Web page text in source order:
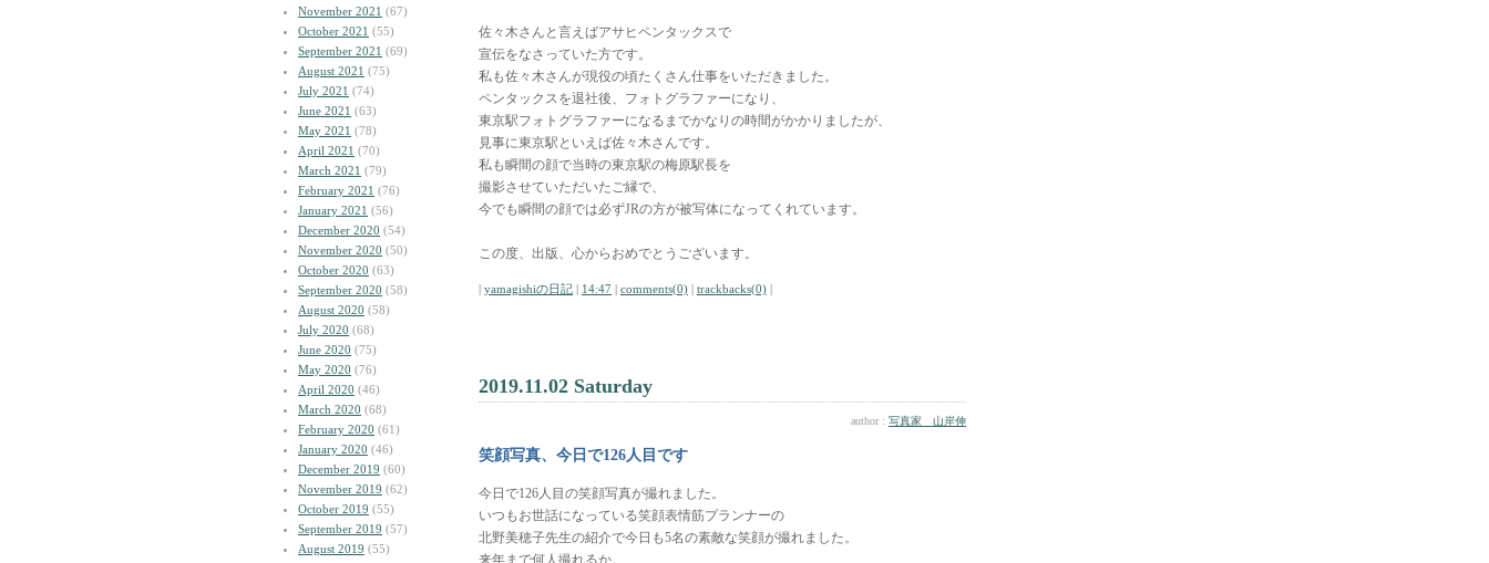
November 2021 (67)
October 2021 (55)
September 2021 (69)
August 2021 (75)
July 2021 (74)
June 2021 (63)
May 2021 (78)
April 2021 (70)
March 2021 (79)
February 2021 (76)
January 2021 (56)
December 2020 (54)
November 2020 (50)
October 2020 (63)
September 2020 (58)
August 2020 (58)
July 2020 (68)
June 2020 (75)
May 2020 (76)
April 2020 (46)
March 2020 (68)
February 2020 (61)
January 2020 (46)
December 2019 (60)
November 2019 (62)
October 2019 (55)
September 2019 (57)
August 2019 (55)
佐々木さんと言えばアサヒペンタックスで
宣伝をなさっていた方です。
私も佐々木さんが現役の頃たくさん仕事をいただきました。
ペンタックスを退社後、フォトグラファーになり、
東京駅フォトグラファーになるまでかなりの時間がかかりましたが、
見事に東京駅といえば佐々木さんです。
私も瞬間の顔で当時の東京駅の梅原駅長を
撮影させていただいたご縁で、
今でも瞬間の顔では必ずJRの方が被写体になってくれています。
この度、出版、心からおめでとうございます。
| yamagishiの日記 | 14:47 | comments(0) | trackbacks(0) |
2019.11.02 Saturday
author : 写真家 山岸伸
笑顔写真、今日で126人目です
今日で126人目の笑顔写真が撮れました。
いつもお世話になっている笑顔表情筋プランナーの
北野美穂子先生の紹介で今日も5名の素敵な笑顔が撮れました。
来年まで何人撮れるか。